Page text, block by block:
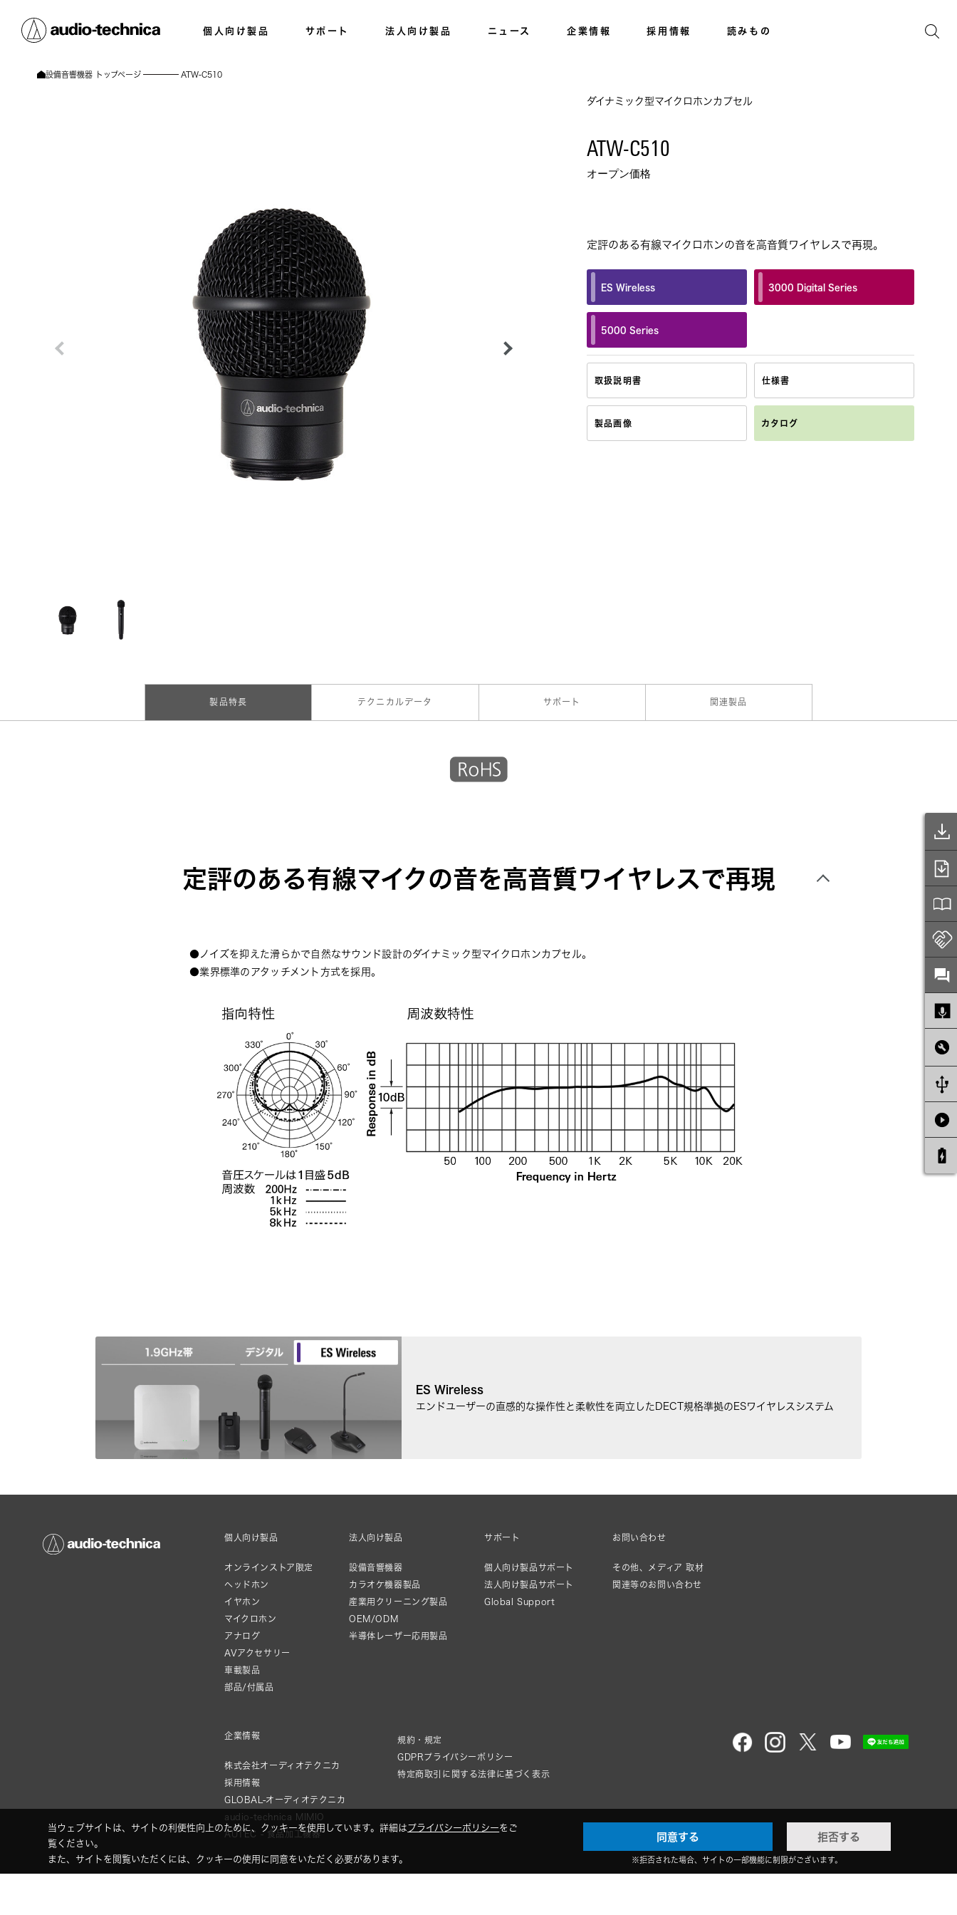
個人向け製品 サポート 法人向け製品 ニュース 企業情報 採用情報 読みもの
設備音響機器 トップページ ATW-C510
ダイナミック型マイクロホンカプセル
ATW-C510
オープン価格
定評のある有線マイクロホンの音を高音質ワイヤレスで再現。
ES Wireless 3000 Digital Series
5000 Series
取扱説明書 仕様書
製品画像 カタログ
製品特長 テクニカルデータ サポート 関連製品
定評のある有線マイクの音を高音質ワイヤレスで再現
●ノイズを抑えた滑らかで自然なサウンド設計のダイナミック型マイクロホンカプセル。
●業界標準のアタッチメント方式を採用。
ES Wireless
エンドユーザーの直感的な操作性と柔軟性を両立したDECT規格準拠のESワイヤレスシステム
個人向け製品
オンラインストア限定
ヘッドホン
イヤホン
マイクロホン
アナログ
AVアクセサリー
車載製品
部品/付属品
法人向け製品
設備音響機器
カラオケ機器製品
産業用クリーニング製品
OEM/ODM
半導体レーザー応用製品
サポート
個人向け製品サポート
法人向け製品サポート
Global Support
お問い合わせ
その他、メディア 取材
関連等のお問い合わせ
企業情報
株式会社オーディオテクニカ
採用情報
GLOBAL-オーディオテクニカ
audio-technica MIMIO
AUTEC - 食品加工機器
規約・規定
GDPRプライバシーポリシー
特定商取引に関する法律に基づく表示
当ウェブサイトは、サイトの利便性向上のために、クッキーを使用しています。詳細はプライバシーポリシーをご
覧ください。
また、サイトを閲覧いただくには、クッキーの使用に同意をいただく必要があります。
同意する 拒否する
※拒否された場合、サイトの一部機能に制限がございます。